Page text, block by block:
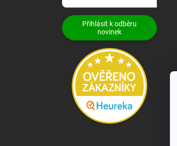
Přihlásit k odběru
novinek